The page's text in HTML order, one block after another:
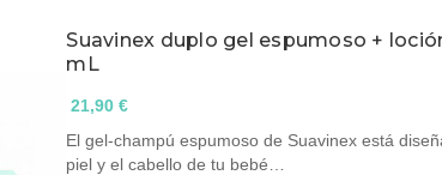
Suavinex duplo gel espumoso +
mL
21,90 €
El gel-champú espumoso de Suavinex está
piel y el cabello de tu bebé…